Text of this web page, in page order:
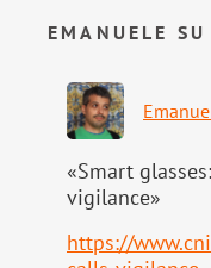
EMANUELE
«Smart
vigilance»
https://www.